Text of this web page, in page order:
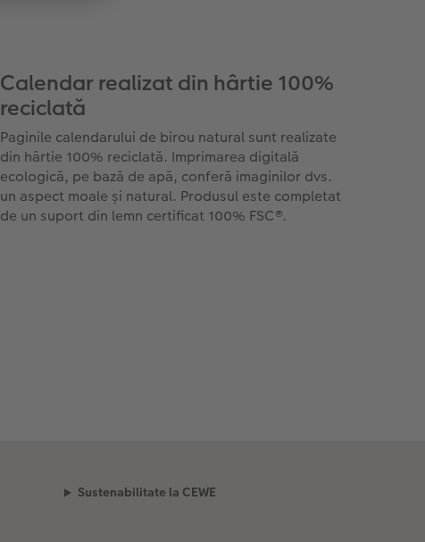
Calendar realizat din hârtie 100%
reciclată
Paginile calendarului de birou natural sunt realizate
din hârtie 100% reciclată. Imprimarea digitală
ecologică, pe bază de apă, conferă imaginilor dvs.
un aspect moale și natural. Produsul este completat
de un suport din lemn certificat 100% FSC®.
Sustenabilitate la CEWE